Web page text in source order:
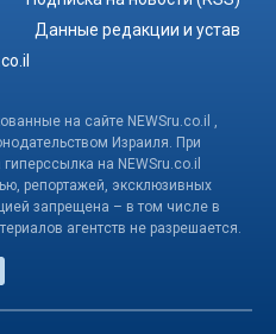
Данные редакции и устав
на сайте NEWSru.co.il ,
Израиля. При
на NEWSru.co.il
репортажей, эксклюзивных
запрещена – в том числе в
агентств не разрешается.